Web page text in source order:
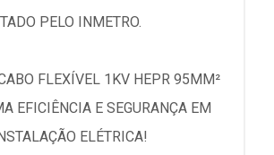
PELO INMETRO.
FLEXÍVEL 1KV HEPR 95MM²
EFICIÊNCIA E SEGURANÇA EM
ELÉTRICA!